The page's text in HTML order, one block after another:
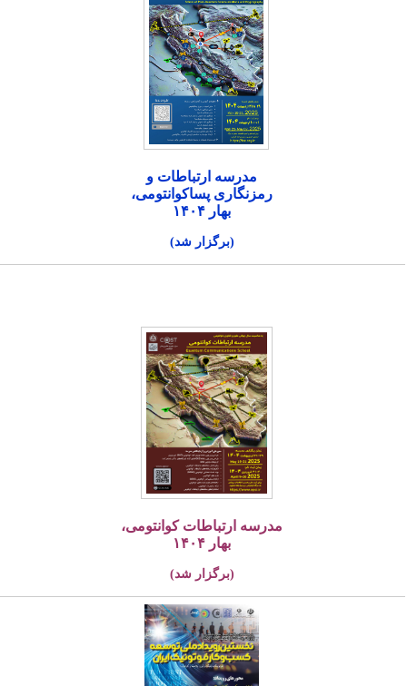
مدرسه ارتباطات و
رمزنگاری پساکوانتومی،
بهار ۱۴۰۴
(برگزار شد)
مدرسه ارتباطات کوانتومی،
بهار ۱۴۰۴
(برگزار شد)